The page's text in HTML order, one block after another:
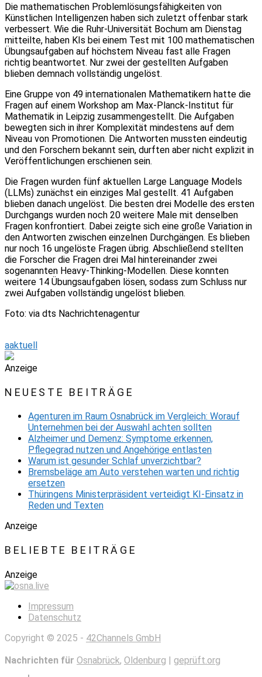
Die mathematischen Problemlösungsfähigkeiten von
Künstlichen Intelligenzen haben sich zuletzt offenbar stark
verbessert. Wie die Ruhr-Universität Bochum am Dienstag
mitteilte, haben KIs bei einem Test mit 100 mathematischen
Übungsaufgaben auf höchstem Niveau fast alle Fragen
richtig beantwortet. Nur zwei der gestellten Aufgaben
blieben demnach vollständig ungelöst.
Eine Gruppe von 49 internationalen Mathematikern hatte die
Fragen auf einem Workshop am Max-Planck-Institut für
Mathematik in Leipzig zusammengestellt. Die Aufgaben
bewegten sich in ihrer Komplexität mindestens auf dem
Niveau von Promotionen. Die Antworten mussten eindeutig
und den Forschern bekannt sein, durften aber nicht explizit in
Veröffentlichungen erschienen sein.
Die Fragen wurden fünf aktuellen Large Language Models
(LLMs) zunächst ein einziges Mal gestellt. 41 Aufgaben
blieben danach ungelöst. Die besten drei Modelle des ersten
Durchgangs wurden noch 20 weitere Male mit denselben
Fragen konfrontiert. Dabei zeigte sich eine große Variation in
den Antworten zwischen einzelnen Durchgängen. Es blieben
nur noch 16 ungelöste Fragen übrig. Abschließend stellten
die Forscher die Fragen drei Mal hintereinander zwei
sogenannten Heavy-Thinking-Modellen. Diese konnten
weitere 14 Übungsaufgaben lösen, sodass zum Schluss nur
zwei Aufgaben vollständig ungelöst blieben.
Foto: via dts Nachrichtenagentur
aaktuell
Anzeige
NEUESTE BEITRÄGE
Agenturen im Raum Osnabrück im Vergleich: Worauf
Unternehmen bei der Auswahl achten sollten
Alzheimer und Demenz: Symptome erkennen,
Pflegegrad nutzen und Angehörige entlasten
Warum ist gesunder Schlaf unverzichtbar?
Bremsbeläge am Auto verstehen warten und richtig
ersetzen
Thüringens Ministerpräsident verteidigt KI-Einsatz in
Reden und Texten
Anzeige
BELIEBTE BEITRÄGE
Anzeige
Impressum
Datenschutz
Copyright © 2025 - 42Channels GmbH
Nachrichten für Osnabrück, Oldenburg | geprüft.org